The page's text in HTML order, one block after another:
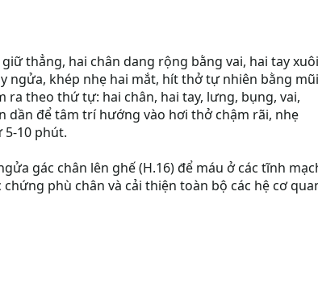
thẳng, hai chân dang rộng bằng vai, hai tay xuôi
ngửa, khép nhẹ hai mắt, hít thở tự nhiên bằng
ra theo thứ tự: hai chân, hai tay, lưng, bụng, vai,
dần để tâm trí hướng vào hơi thở chậm rãi, nhẹ
10 phút.
gác chân lên ghế (H.16) để máu ở các tĩnh
phù chân và cải thiện toàn bộ các hệ cơ